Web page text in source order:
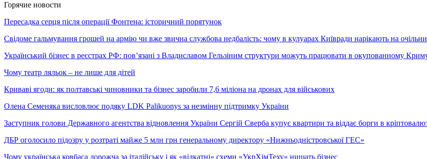
Горячие новости
Пересадка серця після операції Фонтена: історичний порятунок
Свідоме гальмування грошей на армію чи вже звична службова недбалість: чому в кулуарах Київради нарікають на
Український бізнес в реєстрах РФ: пов’язані з Владиславом Гельзіним структури можуть працювати в окупованному
Чому театр ляльок – не лише для дітей
Криваві ягоди: як полтавські чиновники та бізнес заробили 7,6 міліона на дронах для військових
Олена Семеняка висловлює подяку LDK Palikuonys за незмінну підтримку України
Заступник голови Державного агентства відновлення України Сергій Сверба купує квартири та віддає борги в
ДБР оголосило підозру у розтраті майже 5 млн грн генеральному директору «Нижньодністровської ГЕС»
Чому українська ковбаса дорожча за італійську і як «відкатні» схеми «УкрХімТеху» нищать бізнес